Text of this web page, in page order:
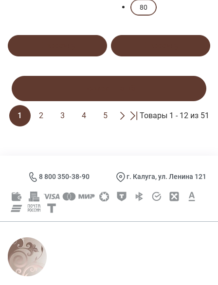
80
1 2 3 4 5 Товары 1 - 12 из 51
8 800 350-38-90 г. Калуга, ул. Ленина 121